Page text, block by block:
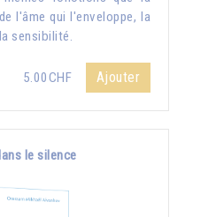
l'âme qui l'enveloppe, la
sensibilité.
5.00CHF Ajouter
le silence